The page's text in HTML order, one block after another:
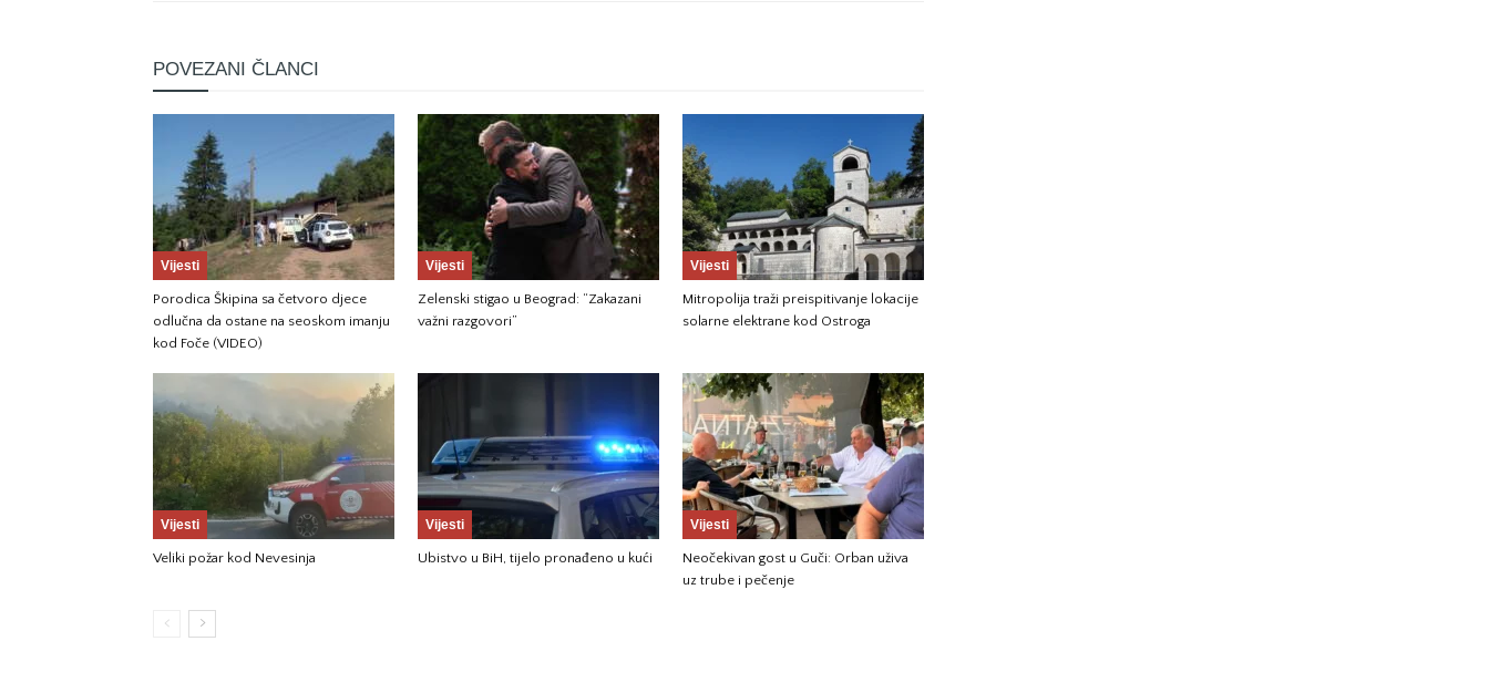
POVEZANI ČLANCI
Vijesti
Porodica Škipina sa četvoro djece
odlučna da ostane na seoskom imanju
kod Foče (VIDEO)
Vijesti
Zelenski stigao u Beograd: “Zakazani
važni razgovori”
Vijesti
Mitropolija traži preispitivanje lokacije
solarne elektrane kod Ostroga
Vijesti
Veliki požar kod Nevesinja
Vijesti
Ubistvo u BiH, tijelo pronađeno u kući
Vijesti
Neočekivan gost u Guči: Orban uživa
uz trube i pečenje